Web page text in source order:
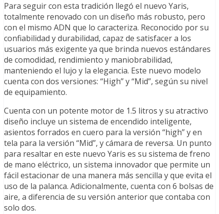
Para seguir con esta tradición llegó el nuevo Yaris,
totalmente renovado con un diseño más robusto, pero
con el mismo ADN que lo caracteriza. Reconocido por su
confiabilidad y durabilidad, capaz de satisfacer a los
usuarios más exigente ya que brinda nuevos estándares
de comodidad, rendimiento y maniobrabilidad,
manteniendo el lujo y la elegancia. Este nuevo modelo
cuenta con dos versiones: “High” y “Mid”, según su nivel
de equipamiento.
Cuenta con un potente motor de 1.5 litros y su atractivo
diseño incluye un sistema de encendido inteligente,
asientos forrados en cuero para la versión “high” y en
tela para la versión “Mid”, y cámara de reversa. Un punto
para resaltar en este nuevo Yaris es su sistema de freno
de mano eléctrico, un sistema innovador que permite un
fácil estacionar de una manera más sencilla y que evita el
uso de la palanca. Adicionalmente, cuenta con 6 bolsas de
aire, a diferencia de su versión anterior que contaba con
solo dos.